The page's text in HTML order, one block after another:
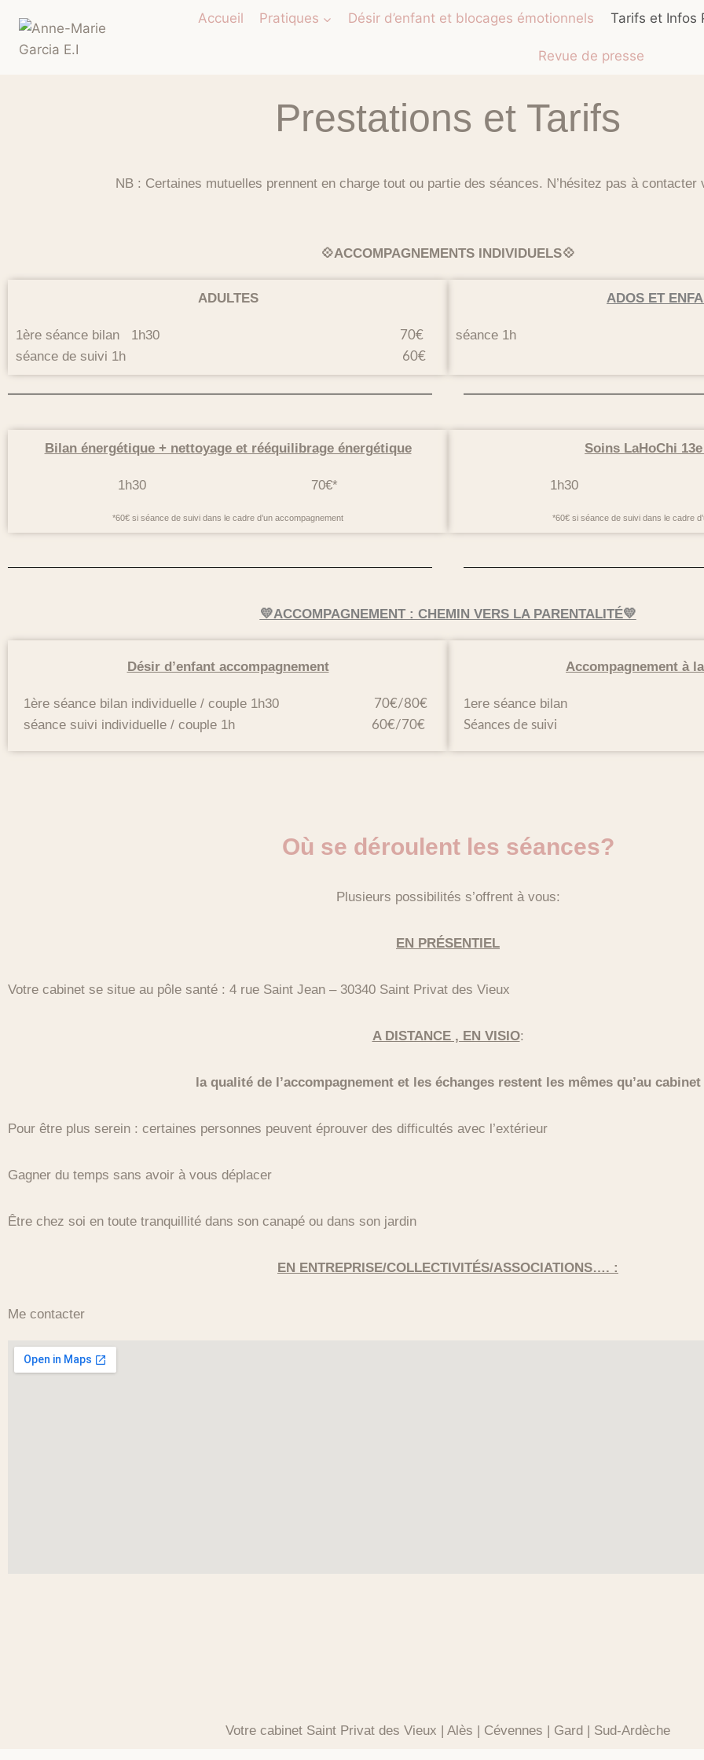
Accueil Pratiques Désir d’enfant et blocages émotionnels Tarifs et Infos
Revue de presse
Prestations et Tarifs
NB : Certaines mutuelles prennent en charge tout ou partie des séances. N’hésitez pas à contacter
💠ACCOMPAGNEMENTS INDIVIDUELS💠
ADULTES
1ère séance bilan 1h30 70€
séance de suivi 1h 60€
ADOS ET
séance 1h
Bilan énergétique + nettoyage et rééquilibrage énergétique
1h30 70€*
*60€ si séance de suivi dans le cadre d’un accompagnement
Soins LaHoChi
1h30
*60€ si séance de suivi dans le cadre
💛ACCOMPAGNEMENT : CHEMIN VERS LA PARENTALITÉ💛
Désir d’enfant accompagnement
1ère séance bilan individuelle / couple 1h30 70€/80€
séance suivi individuelle / couple 1h 60€/70€
Accompagnement à
1ere séance bilan
Séances de suivi
Où se déroulent les séances?
Plusieurs possibilités s’offrent à vous:
EN PRÉSENTIEL
Votre cabinet se situe au pôle santé : 4 rue Saint Jean – 30340 Saint Privat des Vieux
A DISTANCE , EN VISIO:
la qualité de l’accompagnement et les échanges restent les mêmes qu’au cabinet
Pour être plus serein : certaines personnes peuvent éprouver des difficultés avec l’extérieur
Gagner du temps sans avoir à vous déplacer
Être chez soi en toute tranquillité dans son canapé ou dans son jardin
EN ENTREPRISE/COLLECTIVITÉS/ASSOCIATIONS…. :
Me contacter
Votre cabinet Saint Privat des Vieux | Alès | Cévennes | Gard | Sud-Ardèche